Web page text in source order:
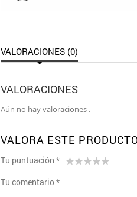
VALORACIONES (0)
VALORACIONES
Aún no hay valoraciones .
VALORA ESTE
Tu puntuación *
de
5
estrellas
estrellas
estrellas
Tu comentario*